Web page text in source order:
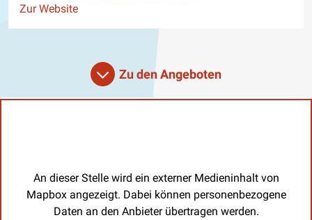
Website
Zur Website
Zu den Angeboten
An dieser Stelle wird ein externer Medieninhalt von
Mapbox angezeigt. Dabei können personenbezogene
Daten an den Anbieter übertragen werden.